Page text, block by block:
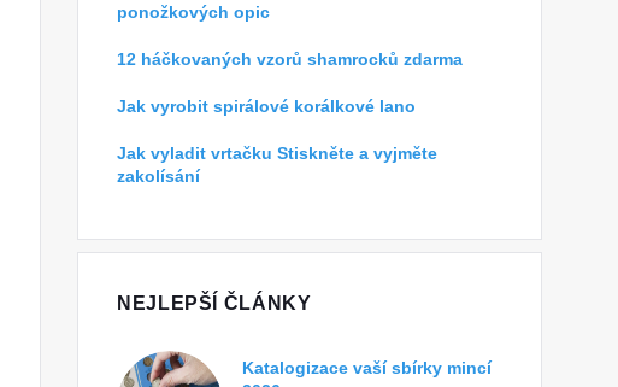
ponožkových opic
12 háčkovaných vzorů shamrocků zdarma
Jak vyrobit spirálové korálkové lano
Jak vyladit vrtačku Stiskněte a vyjměte
zakolísání
NEJLEPŠÍ ČLÁNKY
Katalogizace vaší sbírky mincí